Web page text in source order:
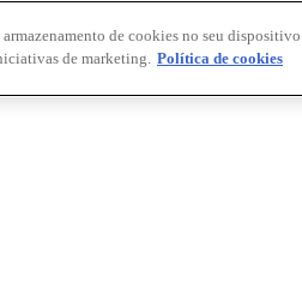
de cookies no seu
de marketing. Política de cookies